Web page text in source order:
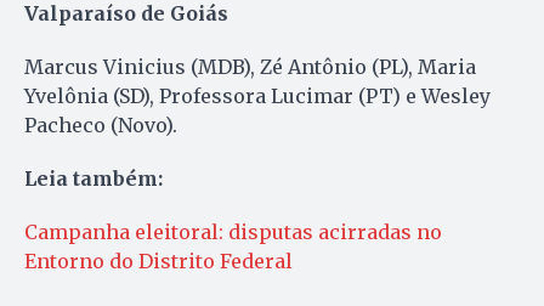
Valparaíso de Goiás
Marcus Vinicius (MDB), Zé Antônio (PL), Maria
Yvelônia (SD), Professora Lucimar (PT) e Wesley
Pacheco (Novo).
Leia também:
Campanha eleitoral: disputas acirradas no
Entorno do Distrito Federal